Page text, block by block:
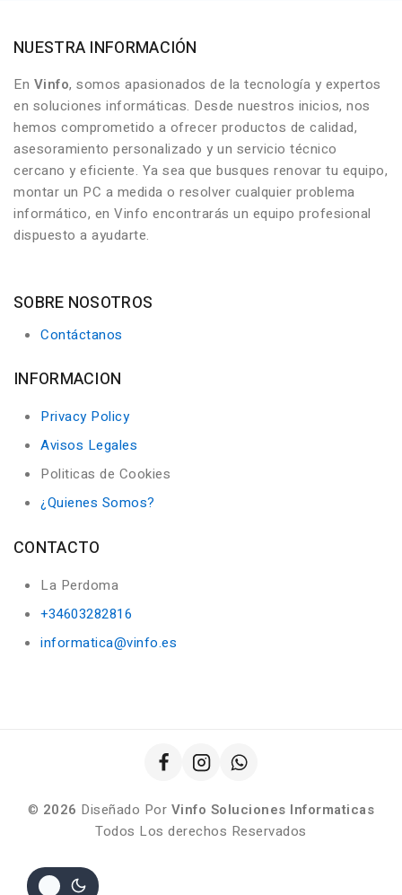
NUESTRA INFORMACIÓN
En Vinfo, somos apasionados de la tecnología y expertos
en soluciones informáticas. Desde nuestros inicios, nos
hemos comprometido a ofrecer productos de calidad,
asesoramiento personalizado y un servicio técnico
cercano y eficiente. Ya sea que busques renovar tu equipo,
montar un PC a medida o resolver cualquier problema
informático, en Vinfo encontrarás un equipo profesional
dispuesto a ayudarte.
SOBRE NOSOTROS
Contáctanos
INFORMACION
Privacy Policy
Avisos Legales
Politicas de Cookies
¿Quienes Somos?
CONTACTO
La Perdoma
+34603282816
informatica@vinfo.es
© 2026 Diseñado Por Vinfo Soluciones Informaticas
Todos Los derechos Reservados